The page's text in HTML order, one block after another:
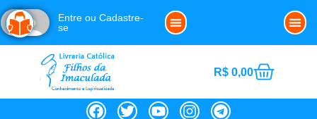
Entre ou Cadastre-
se
R$0,00